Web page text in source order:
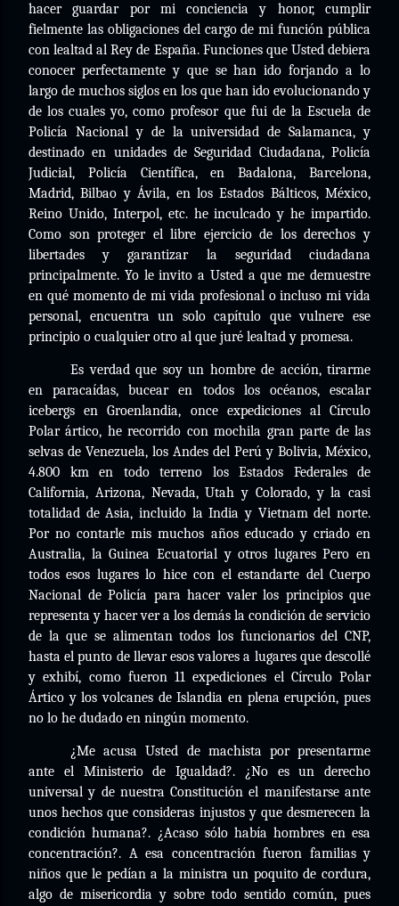
hacer guardar por mi conciencia y honor, cumplir
fielmente las obligaciones del cargo de mi función pública
con lealtad al Rey de España. Funciones que Usted debiera
conocer perfectamente y que se han ido forjando a lo
largo de muchos siglos en los que han ido evolucionando y
de los cuales yo, como profesor que fui de la Escuela de
Policía Nacional y de la universidad de Salamanca, y
destinado en unidades de Seguridad Ciudadana, Policía
Judicial, Policía Científica, en Badalona, Barcelona,
Madrid, Bilbao y Ávila, en los Estados Bálticos, México,
Reino Unido, Interpol, etc. he inculcado y he impartido.
Como son proteger el libre ejercicio de los derechos y
libertades y garantizar la seguridad ciudadana
principalmente. Yo le invito a Usted a que me demuestre
en qué momento de mi vida profesional o incluso mi vida
personal, encuentra un solo capítulo que vulnere ese
principio o cualquier otro al que juré lealtad y promesa.
Es verdad que soy un hombre de acción, tirarme
en paracaídas, bucear en todos los océanos, escalar
icebergs en Groenlandia, once expediciones al Círculo
Polar ártico, he recorrido con mochila gran parte de las
selvas de Venezuela, los Andes del Perú y Bolivia, México,
4.800 km en todo terreno los Estados Federales de
California, Arizona, Nevada, Utah y Colorado, y la casi
totalidad de Asia, incluido la India y Vietnam del norte.
Por no contarle mis muchos años educado y criado en
Australia, la Guinea Ecuatorial y otros lugares Pero en
todos esos lugares lo hice con el estandarte del Cuerpo
Nacional de Policía para hacer valer los principios que
representa y hacer ver a los demás la condición de servicio
de la que se alimentan todos los funcionarios del CNP,
hasta el punto de llevar esos valores a lugares que descollé
y exhibí, como fueron 11 expediciones el Círculo Polar
Ártico y los volcanes de Islandia en plena erupción, pues
no lo he dudado en ningún momento.
¿Me acusa Usted de machista por presentarme
ante el Ministerio de Igualdad?. ¿No es un derecho
universal y de nuestra Constitución el manifestarse ante
unos hechos que consideras injustos y que desmerecen la
condición humana?. ¿Acaso sólo había hombres en esa
concentración?. A esa concentración fueron familias y
niños que le pedían a la ministra un poquito de cordura,
algo de misericordia y sobre todo sentido común, pues